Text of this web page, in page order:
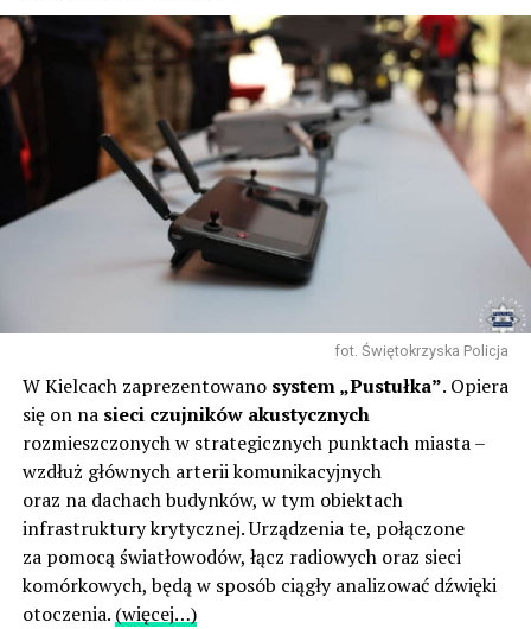
fot. Świętokrzyska Policja
W Kielcach zaprezentowano system „Pustułka”. Opiera
się on na sieci czujników akustycznych
rozmieszczonych w strategicznych punktach miasta –
wzdłuż głównych arterii komunikacyjnych
oraz na dachach budynków, w tym obiektach
infrastruktury krytycznej. Urządzenia te, połączone
za pomocą światłowodów, łącz radiowych oraz sieci
komórkowych, będą w sposób ciągły analizować dźwięki
otoczenia. (więcej…)